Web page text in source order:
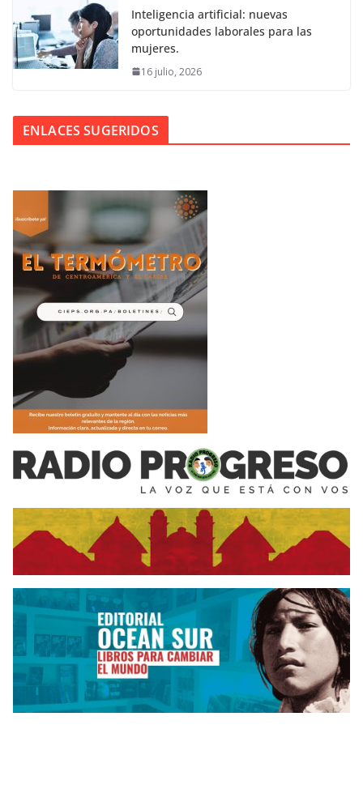
Inteligencia artificial: nuevas
oportunidades laborales para las
mujeres.
16 julio, 2026
ENLACES SUGERIDOS